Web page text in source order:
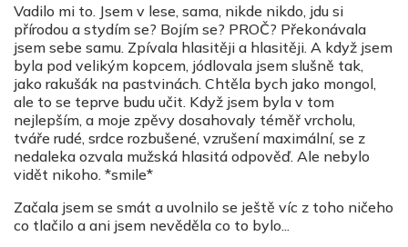
Vadilo mi to. Jsem v lese, sama, nikde nikdo, jdu si
přírodou a stydím se? Bojím se? PROČ? Překonávala
jsem sebe samu. Zpívala hlasitěji a hlasitěji. A když jsem
byla pod velikým kopcem, jódlovala jsem slušně tak,
jako rakušák na pastvinách. Chtěla bych jako mongol,
ale to se teprve budu učit. Když jsem byla v tom
nejlepším, a moje zpěvy dosahovaly téměř vrcholu,
tváře rudé, srdce rozbušené, vzrušení maximální, se z
nedaleka ozvala mužská hlasitá odpověď. Ale nebylo
vidět nikoho. *smile*
Začala jsem se smát a uvolnilo se ještě víc z toho ničeho
co tlačilo a ani jsem nevěděla co to bylo...